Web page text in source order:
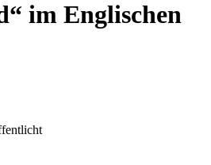
im Englischen